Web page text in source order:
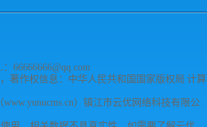
66666666@qq.com
著作权信息：中华人民共和国国家版权局 计算
）镇江市云优网络科技有限公